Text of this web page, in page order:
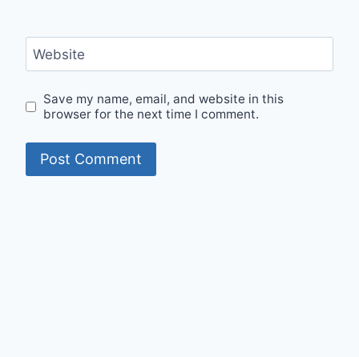
Website
Save my name, email, and website in this
browser for the next time I comment.